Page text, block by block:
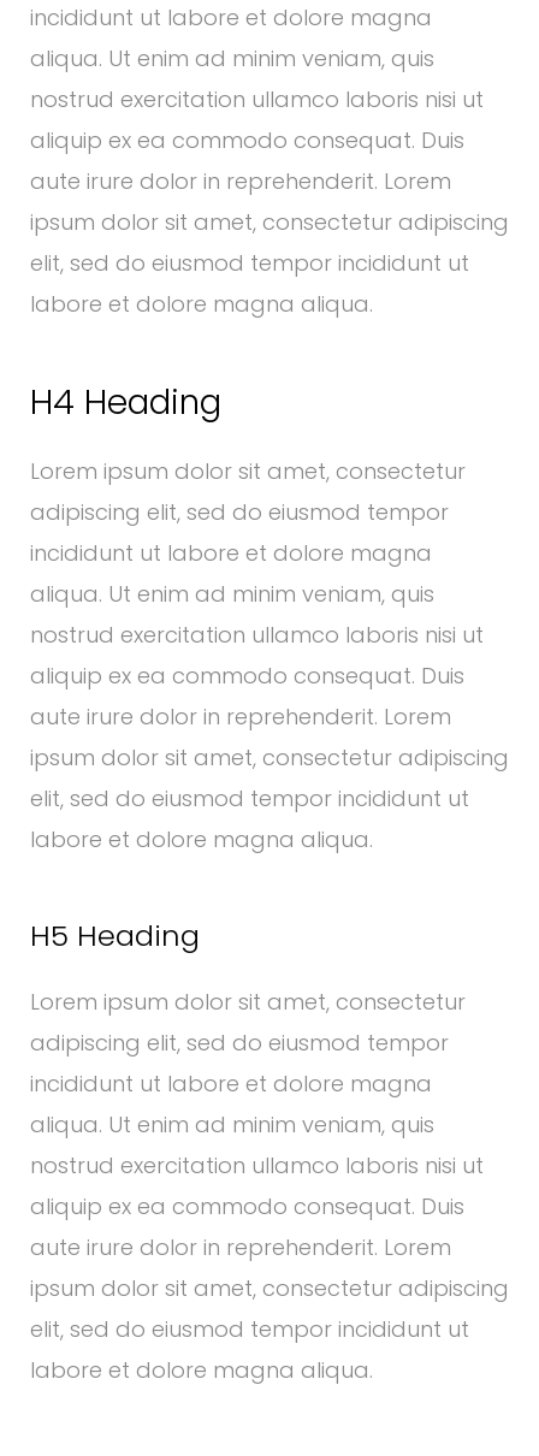
incididunt ut labore et dolore magna
aliqua. Ut enim ad minim veniam, quis
nostrud exercitation ullamco laboris nisi ut
aliquip ex ea commodo consequat. Duis
aute irure dolor in reprehenderit. Lorem
ipsum dolor sit amet, consectetur adipiscing
elit, sed do eiusmod tempor incididunt ut
labore et dolore magna aliqua.
H4 Heading
Lorem ipsum dolor sit amet, consectetur
adipiscing elit, sed do eiusmod tempor
incididunt ut labore et dolore magna
aliqua. Ut enim ad minim veniam, quis
nostrud exercitation ullamco laboris nisi ut
aliquip ex ea commodo consequat. Duis
aute irure dolor in reprehenderit. Lorem
ipsum dolor sit amet, consectetur adipiscing
elit, sed do eiusmod tempor incididunt ut
labore et dolore magna aliqua.
H5 Heading
Lorem ipsum dolor sit amet, consectetur
adipiscing elit, sed do eiusmod tempor
incididunt ut labore et dolore magna
aliqua. Ut enim ad minim veniam, quis
nostrud exercitation ullamco laboris nisi ut
aliquip ex ea commodo consequat. Duis
aute irure dolor in reprehenderit. Lorem
ipsum dolor sit amet, consectetur adipiscing
elit, sed do eiusmod tempor incididunt ut
labore et dolore magna aliqua.